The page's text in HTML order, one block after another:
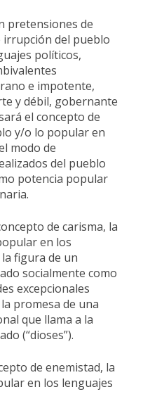
pretensiones de
irrupción del pueblo
políticos,
e impotente,
y débil, gobernante
el concepto de
y/o lo popular en
modo de
del pueblo
potencia popular
de carisma, la
en los
figura de un
socialmente como
excepcionales
promesa de una
que llama a la
(“dioses”).
de enemistad, la
en los lenguajes